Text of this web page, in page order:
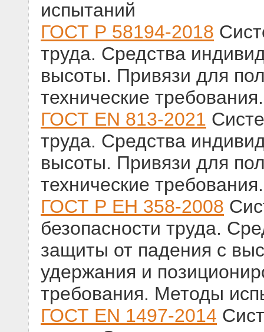
испытаний
ГОСТ Р 58194-2018
труда. Средства
высоты. Привязи для
технические
ГОСТ EN 813-2021
труда. Средства
высоты. Привязи для
технические
ГОСТ Р ЕН 358-2008
безопасности труда.
защиты от падения с
удержания и
требования. Методы
ГОСТ EN 1497-2014